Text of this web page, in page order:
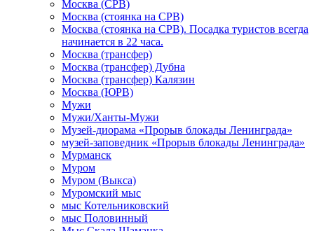
Москва (СРВ)
Москва (стоянка на СРВ)
Москва (стоянка на СРВ). Посадка туристов всегда
начинается в 22 часа.
Москва (трансфер)
Москва (трансфер) Дубна
Москва (трансфер) Калязин
Москва (ЮРВ)
Мужи
Мужи/Ханты-Мужи
Музей-диорама «Прорыв блокады Ленинграда»
музей-заповедник «Прорыв блокады Ленинграда»
Мурманск
Муром
Муром (Выкса)
Муромский мыс
мыс Котельниковский
мыс Половинный